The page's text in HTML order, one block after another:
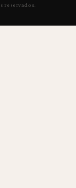
reservados.